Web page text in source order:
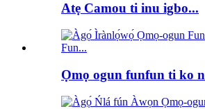
Atẹ Camou ti inu igbo...
Ọmọ ogun funfun ti ko